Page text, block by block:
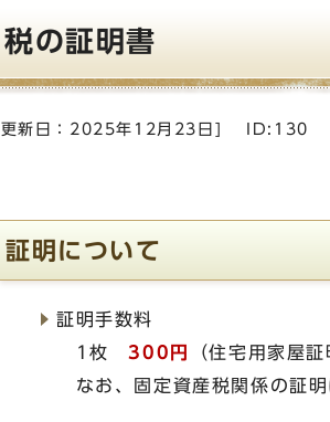
税の証明書
[更新日： 2025年12月23日 ID:130
証明について
証明手数料
1枚 300円 （住宅用家屋
なお、固定資産税関係の証